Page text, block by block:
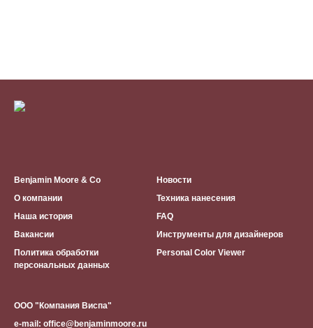
Benjamin Moore & Co
О компании
Наша история
Вакансии
Политика обработки
персональных данных
Новости
Техника нанесения
FAQ
Инструменты для дизайнеров
Personal Color Viewer
ООО "Компания Виспа"
е-mail: office@benjaminmoore.ru